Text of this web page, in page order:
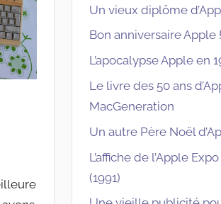
Un vieux diplôme
Bon anniversaire Apple !
L’apocalypse Apple en
Le livre des 50 ans
MacGeneration
Un autre Père Noël
L’affiche de l’Apple
(1991)